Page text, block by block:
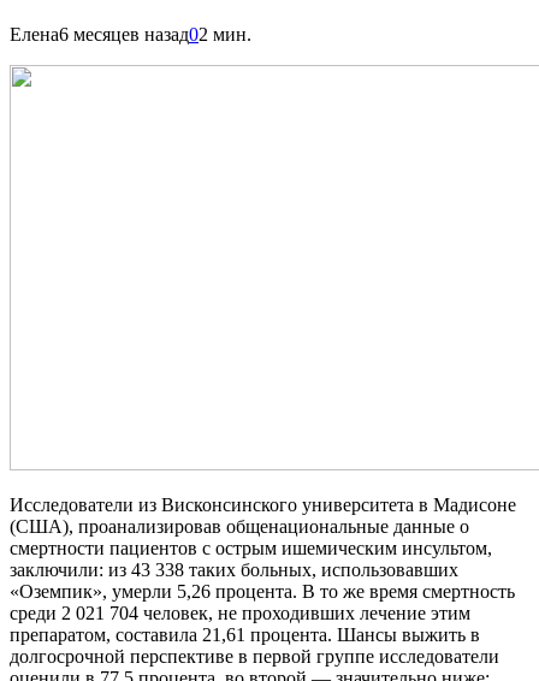
Елена6 месяцев назад02 мин.
Исследователи из Висконсинского университета в Мадисоне
(США), проанализировав общенациональные данные о
смертности пациентов с острым ишемическим инсультом,
заключили: из 43 338 таких больных, использовавших
«Оземпик», умерли 5,26 процента. В то же время смертность
среди 2 021 704 человек, не проходивших лечение этим
препаратом, составила 21,61 процента. Шансы выжить в
долгосрочной перспективе в первой группе исследователи